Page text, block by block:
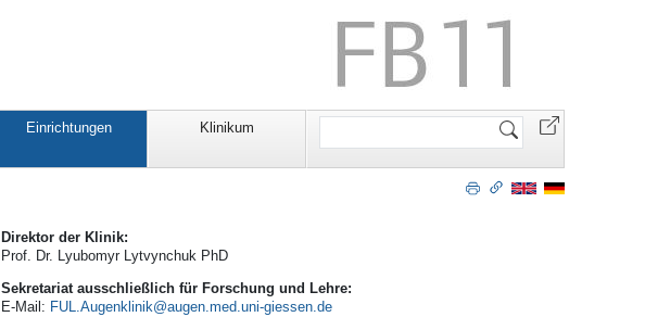
Einrichtungen Klinikum
Website
Direktor der Klinik:
Prof. Dr. Lyubomyr Lytvynchuk PhD
Sekretariat ausschließlich für Forschung und Lehre:
E-Mail: FUL.Augenklinik